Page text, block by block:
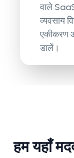
वाले
व्यवसाय
एकीकरण
डालें।
हम यहाँ